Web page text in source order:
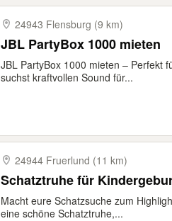
24943 Flensburg (9 km)
JBL PartyBox 1000 mieten
JBL PartyBox 1000 mieten – Perfekt
suchst kraftvollen Sound für...
24944 Fruerlund (11 km)
Schatztruhe für
Macht eure Schatzsuche zum
eine schöne Schatztruhe,...